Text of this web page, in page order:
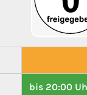
bis 20:00